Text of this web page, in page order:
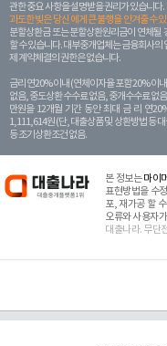
관한 중요 사항을 설명받을 권리가 있습니다
과도한 빚은 당신 에게 큰 불행을 안겨줄 수
분할상환금 또는 분할상환원리금이 연체될
할 수 있습니다. 대부중개업체는 금융회사의
제 계약체결의 권한은 없습니다.
금리 연20% 이내 (연체이자율 포함 20% 이
없음, 중도상환 수수료 없음, 중개수수료 없
만원을 12개월 기간 동안 최대 금 리 연
1,111,614원 (단, 대출상품 및 상환방법 등
등 조기상환조건 없음.
본 정보는마이
표현방법을 수
포, 재가공 할
오류와 사용자
대출나라. 무단